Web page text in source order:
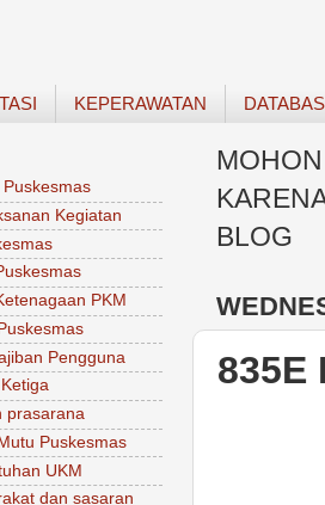
KEPERAWATAN
BLOG
835E
Kegiatan
PKM
Pengguna
prasarana
Puskesmas
UKM
dan sasaran